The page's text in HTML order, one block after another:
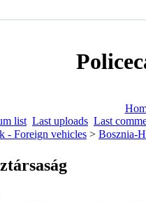
list Last uploads Last
- Foreign vehicles > Bosznia-